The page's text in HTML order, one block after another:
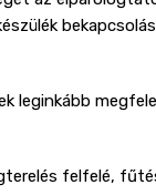
leginkább
felfelé,